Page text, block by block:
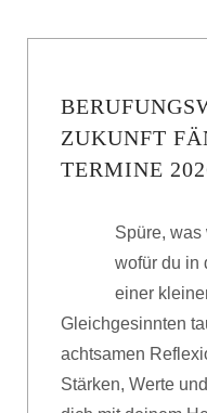
ZUKUNFT
TERMINE
Spüre, was
wofür du in
einer
Gleichgesinnten
achtsamen
Stärken, Werte